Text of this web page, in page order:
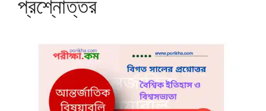
প্রশ্নোত্তর